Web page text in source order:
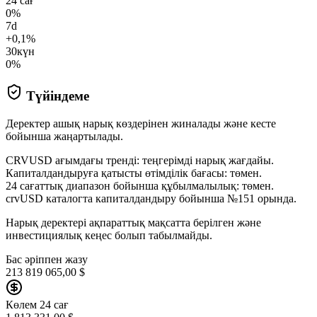
0%
7d
+0,1%
30күн
0%
Түйіндеме
Деректер ашық нарық көздерінен жиналады және кесте
бойынша жаңартылады.
CRVUSD ағымдағы тренді: теңгерімді нарық жағдайы.
Капиталдандыруға қатысты өтімділік бағасы: төмен.
24 сағаттық диапазон бойынша құбылмалылық: төмен.
crvUSD каталогта капиталдандыру бойынша №151 орында.
Нарық деректері ақпараттық мақсатта берілген және
инвестициялық кеңес болып табылмайды.
Бас әріппен жазу
213 819 065,00 $
Көлем 24 сағ